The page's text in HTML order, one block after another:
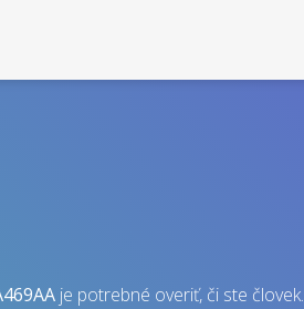
je potrebné overiť, či ste človek.